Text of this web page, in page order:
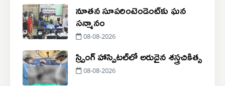
నూతన సూపరింటెండెంట్‌కు ఘన
సన్మానం
08-08-2026
స్ప్రింగ్ హాస్పిటల్‌లో అరుదైన శస్త్రచికిత్స
08-08-2026